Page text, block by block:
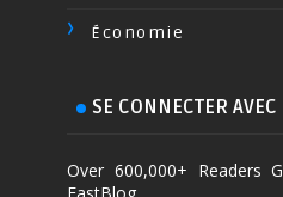
Économie
SE CONNECTER
Over 600,000+ Readers